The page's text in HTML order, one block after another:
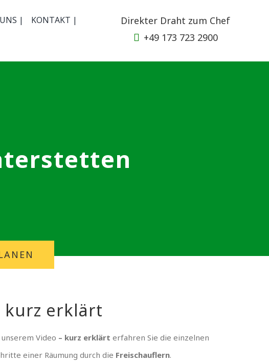
| KONTAKT |
Direkter Draht zum Chef
+49 173 723 2900
kurz erklärt
Video – kurz erklärt erfahren Sie die einzelnen
einer Räumung durch die Freischauflern.